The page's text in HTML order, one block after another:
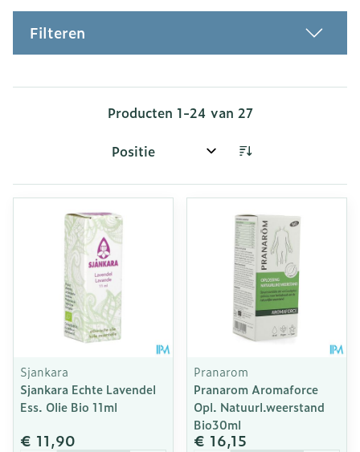
Filteren
Producten 1-24 van 27
Sorteer op:
Sjankara
Sjankara Echte Lavendel
Ess. Olie Bio 11ml
€ 11,90
Pranarom
Pranarom Aromaforce
Opl. Natuurl.weerstand
Bio30ml
€ 16,15